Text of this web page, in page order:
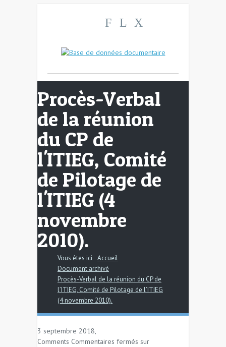
F L X
Procès-Verbal
de la réunion
du CP de
l'ITIEG, Comité
de Pilotage de
l'ITIEG (4
novembre
2010).
Vous êtes ici
Accueil
Document archivé
Procès-Verbal de la réunion du CP de
l’ITIEG, Comité de Pilotage de l’ITIEG
(4 novembre 2010).
3 septembre 2018,
Comments Commentaires fermés sur